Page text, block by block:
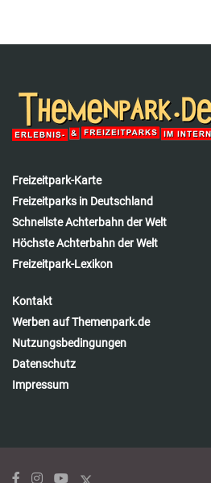
Freizeitpark-Karte
Freizeitparks in Deutschland
Schnellste Achterbahn der Welt
Höchste Achterbahn der Welt
Freizeitpark-Lexikon
Kontakt
Werben auf Themenpark.de
Nutzungsbedingungen
Datenschutz
Impressum